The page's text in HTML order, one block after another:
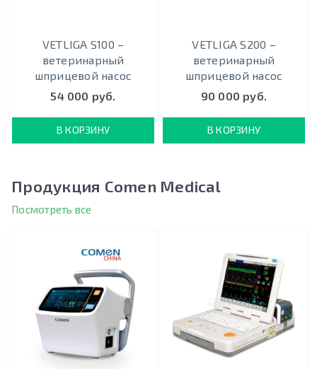
VETLIGA S100 –
ветеринарный
шприцевой насос
54 000 руб.
В КОРЗИНУ
VETLIGA S200 –
ветеринарный
шприцевой насос
90 000 руб.
В КОРЗИНУ
Продукция Comen Medical
Посмотреть все